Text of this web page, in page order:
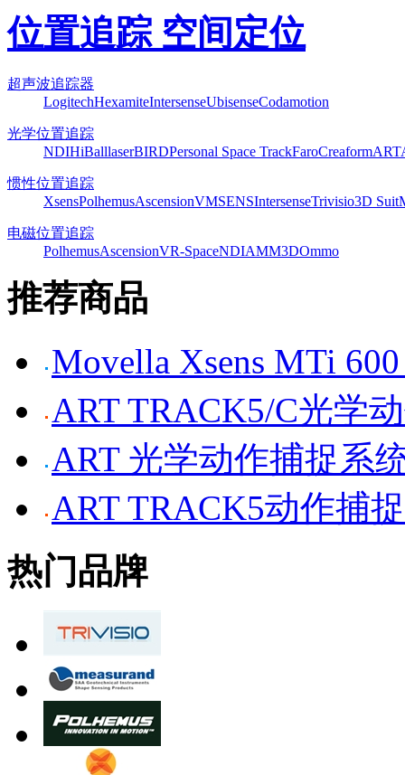
位置追踪 空间定位
超声波追踪器
LogitechHexamiteIntersenseUbisenseCodamotion
光学位置追踪
NDIHiBalllaserBIRDPersonal Space TrackFaroCreaformART
惯性位置追踪
XsensPolhemusAscensionVMSENSIntersenseTrivisio3D Suit
电磁位置追踪
PolhemusAscensionVR-SpaceNDIAMM3DOmmo
推荐商品
Movella Xsens MTi
ART TRACK5/C光学
ART 光学动作捕捉系
ART TRACK5动作捕
热门品牌